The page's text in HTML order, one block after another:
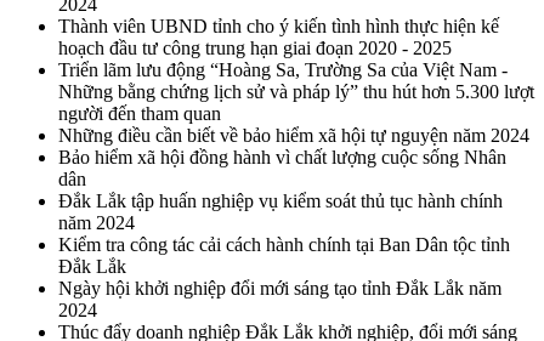
2024
Thành viên UBND tỉnh cho ý kiến tình hình thực hiện kế
hoạch đầu tư công trung hạn giai đoạn 2020 - 2025
Triển lãm lưu động “Hoàng Sa, Trường Sa của Việt Nam -
Những bằng chứng lịch sử và pháp lý” thu hút hơn 5.300 lượt
người đến tham quan
Những điều cần biết về bảo hiểm xã hội tự nguyện năm 2024
Bảo hiểm xã hội đồng hành vì chất lượng cuộc sống Nhân
dân
Đắk Lắk tập huấn nghiệp vụ kiểm soát thủ tục hành chính
năm 2024
Kiểm tra công tác cải cách hành chính tại Ban Dân tộc tỉnh
Đắk Lắk
Ngày hội khởi nghiệp đổi mới sáng tạo tỉnh Đắk Lắk năm
2024
Thúc đẩy doanh nghiệp Đắk Lắk khởi nghiệp, đổi mới sáng